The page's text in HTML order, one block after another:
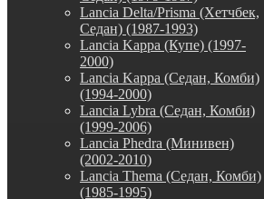
Lancia Delta/Prisma (Хетчбек,
Седан) (1987-1993)
Lancia Kappa (Купе) (1997-
2000)
Lancia Kappa (Седан, Комби)
(1994-2000)
Lancia Lybra (Седан, Комби)
(1999-2006)
Lancia Phedra (Минивен)
(2002-2010)
Lancia Thema (Седан, Комби)
(1985-1995)